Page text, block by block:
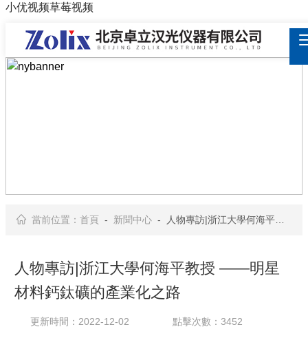
小优视频草莓视频
當前位置： 首頁- 新聞中心- 人物專訪|浙江大學何海平教授 ——明星材料鈣鈦礦的產業化之路
人物專訪|浙江大學何海平教授 ——明星
材料鈣鈦礦的產業化之路
更新時間：2022-12-02 點擊次數：3452